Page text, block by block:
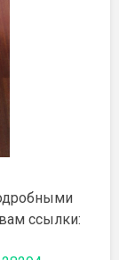
ссылки: